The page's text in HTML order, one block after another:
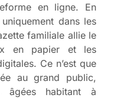
en ligne. En
dans les
familiale allie le
en papier et les
Ce n’est que
au grand public,
âgées habitant à